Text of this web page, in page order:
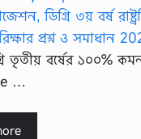
তৃতীয় বর্ষের ১০০%
…